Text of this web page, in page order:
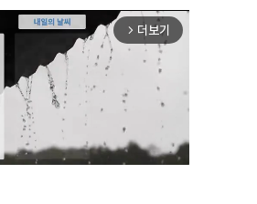
arrow_forward_ios 더보기